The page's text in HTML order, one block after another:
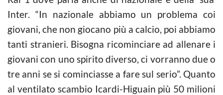
Inter. “In nazionale abbiamo un problema coi
giovani, che non giocano più a calcio, poi abbiamo
tanti stranieri. Bisogna ricominciare ad allenare i
giovani con uno spirito diverso, ci vorranno due o
tre anni se si cominciasse a fare sul serio”. Quanto
al ventilato scambio Icardi-Higuain più 50 milioni